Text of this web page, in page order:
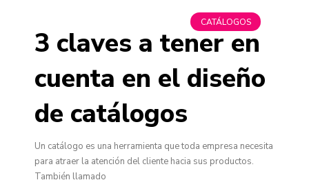
CATÁLOGOS
3 claves a tener en
cuenta en el diseño
de catálogos
Un catálogo es una herramienta que toda empresa necesita
para atraer la atención del cliente hacia sus productos.
También llamado